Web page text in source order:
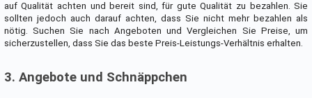
auf Qualität achten und bereit sind, für gute Qualität zu bezahlen. Sie
sollten jedoch auch darauf achten, dass Sie nicht mehr bezahlen als
nötig. Suchen Sie nach Angeboten und Vergleichen Sie Preise, um
sicherzustellen, dass Sie das beste Preis-Leistungs-Verhältnis erhalten.
3. Angebote und Schnäppchen